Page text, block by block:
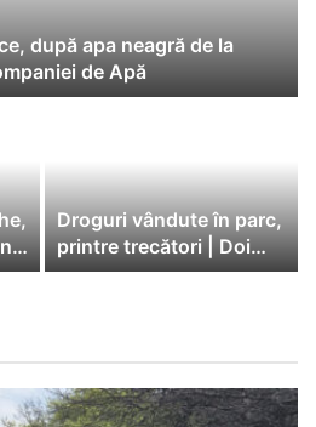
după apa neagră de la
de Apă
Droguri vândute în parc,
printre trecători | Doi
bărbați au fost arestați